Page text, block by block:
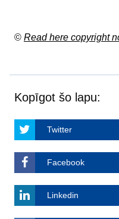
© Read here copyright
Kopīgot šo lapu:
Twitter
Facebook
Linkedin